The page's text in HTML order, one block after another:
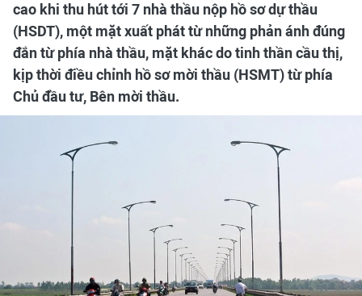
cao khi thu hút tới 7 nhà thầu nộp hồ sơ dự thầu
(HSDT), một mặt xuất phát từ những phản ánh đúng
đắn từ phía nhà thầu, mặt khác do tinh thần cầu thị,
kịp thời điều chỉnh hồ sơ mời thầu (HSMT) từ phía
Chủ đầu tư, Bên mời thầu.